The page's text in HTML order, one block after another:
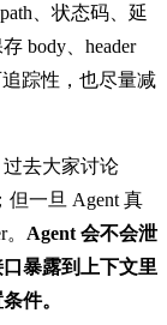
、状态码、延
body、header
踪性，也尽量减
去大家讨论
但一旦 Agent 真
Agent 会不会泄
暴露到上下文里
件。